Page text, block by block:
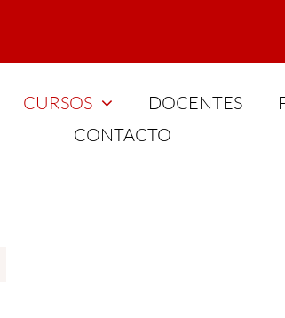
CURSOS DOCENTES
CONTACTO